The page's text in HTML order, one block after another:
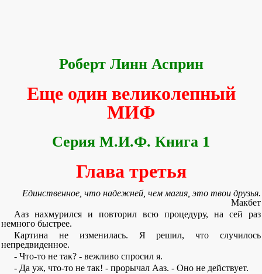
Роберт Линн Асприн
Еще один великолепный
МИФ
Серия М.И.Ф. Книга 1
Глава третья
Единственное, что надежней, чем магия, это твои друзья.
Макбет
Ааз нахмурился и повторил всю процедуру, на сей раз
немного быстрее.
Картина не изменилась. Я решил, что случилось
непредвиденное.
- Что-то не так? - вежливо спросил я.
- Да уж, что-то не так! - прорычал Ааз. - Оно не действует.